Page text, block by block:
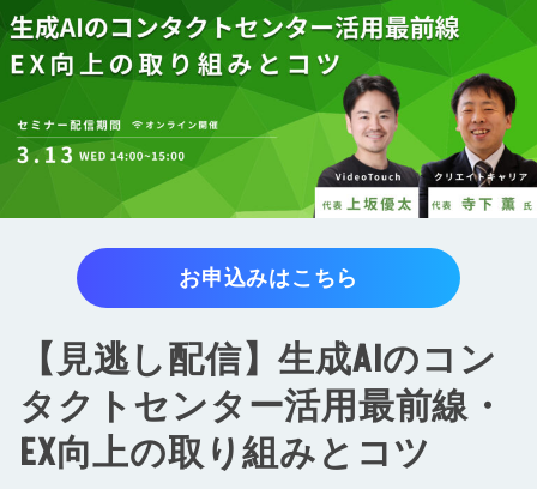
AIモニタリング
セミナー･イベント
導入事例
お役立ち資料
お問い合わせ
資料をダウンロード
お申込みはこちら
【見逃し配信】生成AIのコン
タクトセンター活用最前線・
EX向上の取り組みとコツ